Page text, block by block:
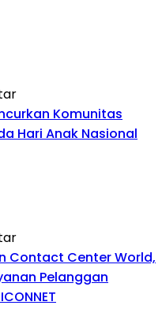
Komunitas
Hari Anak Nasional
Contact Center World,
Pelanggan